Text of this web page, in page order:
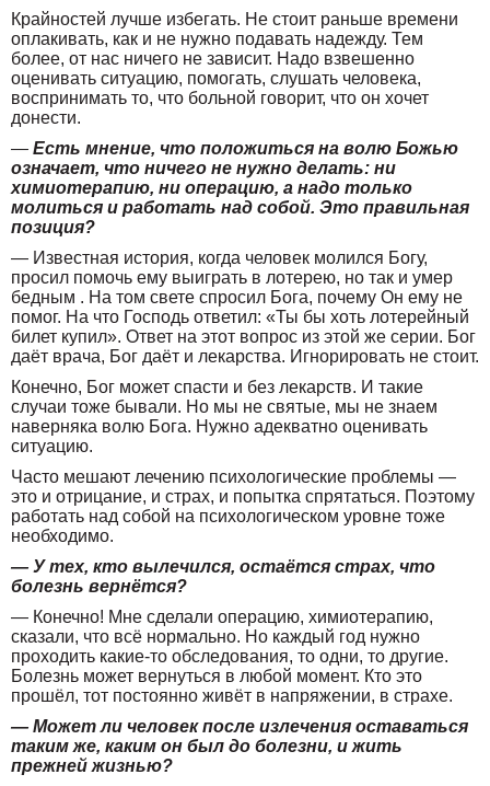
Крайностей лучше избегать. Не стоит раньше времени
оплакивать, как и не нужно подавать надежду. Тем
более, от нас ничего не зависит. Надо взвешенно
оценивать ситуацию, помогать, слушать человека,
воспринимать то, что больной говорит, что он хочет
донести.
— Есть мнение, что положиться на волю Божью
означает, что ничего не нужно делать: ни
химиотерапию, ни операцию, а надо только
молиться и работать над собой. Это правильная
позиция?
— Известная история, когда человек молился Богу,
просил помочь ему выиграть в лотерею, но так и умер
бедным . На том свете спросил Бога, почему Он ему не
помог. На что Господь ответил: «Ты бы хоть лотерейный
билет купил». Ответ на этот вопрос из этой же серии. Бог
даёт врача, Бог даёт и лекарства. Игнорировать не стоит.
Конечно, Бог может спасти и без лекарств. И такие
случаи тоже бывали. Но мы не святые, мы не знаем
наверняка волю Бога. Нужно адекватно оценивать
ситуацию.
Часто мешают лечению психологические проблемы —
это и отрицание, и страх, и попытка спрятаться. Поэтому
работать над собой на психологическом уровне тоже
необходимо.
— У тех, кто вылечился, остаётся страх, что
болезнь вернётся?
— Конечно! Мне сделали операцию, химиотерапию,
сказали, что всё нормально. Но каждый год нужно
проходить какие-то обследования, то одни, то другие.
Болезнь может вернуться в любой момент. Кто это
прошёл, тот постоянно живёт в напряжении, в страхе.
— Может ли человек после излечения оставаться
таким же, каким он был до болезни, и жить
прежней жизнью?